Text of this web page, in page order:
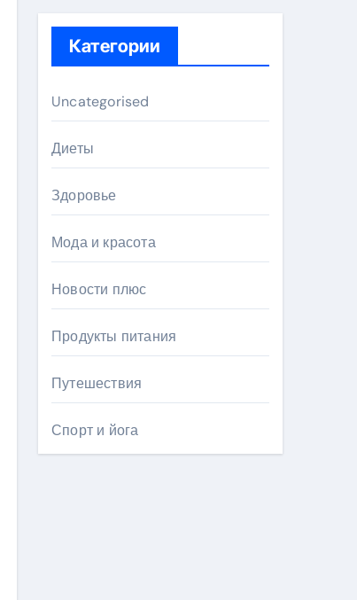
Категории
Uncategorised
Диеты
Здоровье
Мода и красота
Новости плюс
Продукты питания
Путешествия
Спорт и йога